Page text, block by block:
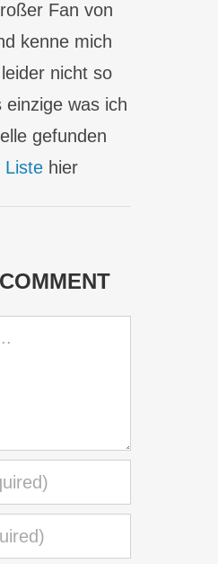
Fan von
kenne mich
nicht so
was ich
gefunden
Liste hier